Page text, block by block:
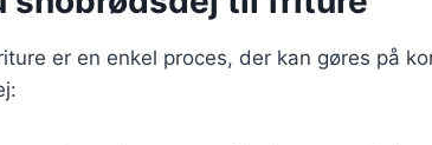
er en enkel proces, der kan gøres på